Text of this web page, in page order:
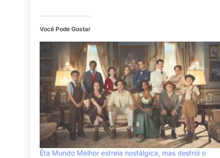
Você Pode Gostar
Êta Mundo Melhor estreia nostálgica, mas destrói o